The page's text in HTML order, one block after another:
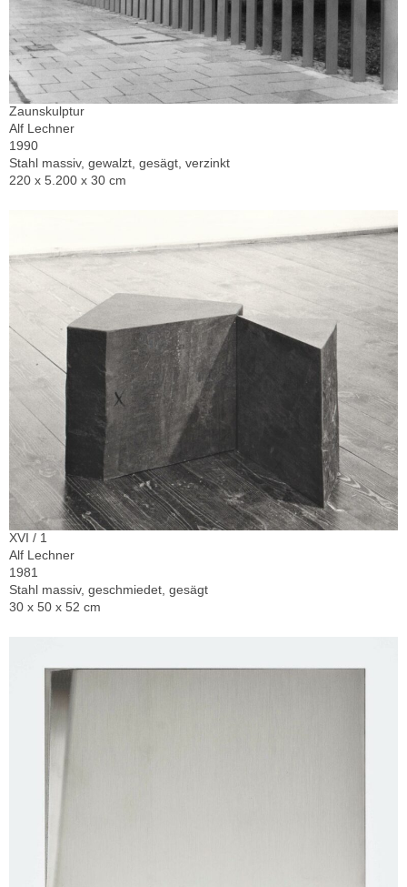
Zaunskulptur
Alf Lechner
1990
Stahl massiv, gewalzt, gesägt, verzinkt
220 x 5.200 x 30 cm
XVI / 1
Alf Lechner
1981
Stahl massiv, geschmiedet, gesägt
30 x 50 x 52 cm